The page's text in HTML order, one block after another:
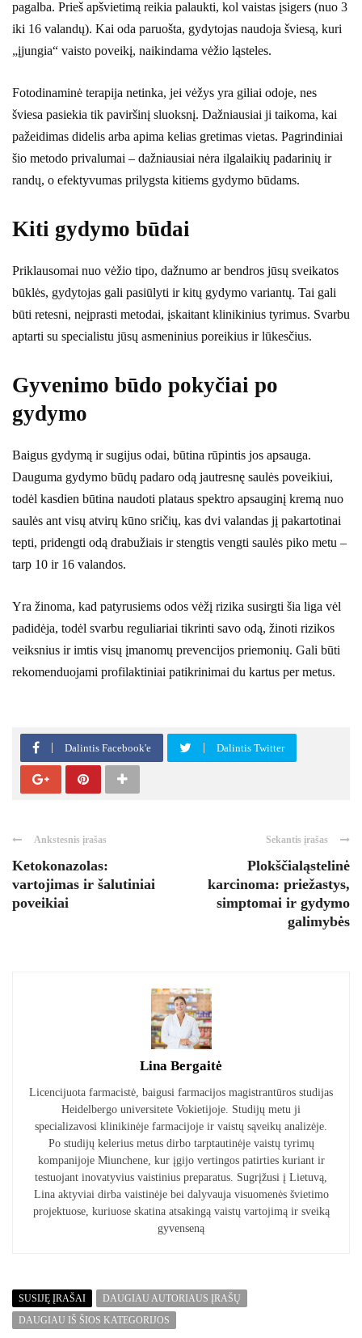
pagalba. Prieš apšvietimą reikia palaukti, kol vaistas įsigers (nuo 3
iki 16 valandų). Kai oda paruošta, gydytojas naudoja šviesą, kuri
„įjungia“ vaisto poveikį, naikindama vėžio ląsteles.
Fotodinaminė terapija netinka, jei vėžys yra giliai odoje, nes
šviesa pasiekia tik paviršinį sluoksnį. Dažniausiai ji taikoma, kai
pažeidimas didelis arba apima kelias gretimas vietas. Pagrindiniai
šio metodo privalumai – dažniausiai nėra ilgalaikių padarinių ir
randų, o efektyvumas prilygsta kitiems gydymo būdams.
Kiti gydymo būdai
Priklausomai nuo vėžio tipo, dažnumo ar bendros jūsų sveikatos
būklės, gydytojas gali pasiūlyti ir kitų gydymo variantų. Tai gali
būti retesni, neįprasti metodai, įskaitant klinikinius tyrimus. Svarbu
aptarti su specialistu jūsų asmeninius poreikius ir lūkesčius.
Gyvenimo būdo pokyčiai po
gydymo
Baigus gydymą ir sugijus odai, būtina rūpintis jos apsauga.
Dauguma gydymo būdų padaro odą jautresnę saulės poveikiui,
todėl kasdien būtina naudoti plataus spektro apsauginį kremą nuo
saulės ant visų atvirų kūno sričių, kas dvi valandas jį pakartotinai
tepti, pridengti odą drabužiais ir stengtis vengti saulės piko metu –
tarp 10 ir 16 valandos.
Yra žinoma, kad patyrusiems odos vėžį rizika susirgti šia liga vėl
padidėja, todėl svarbu reguliariai tikrinti savo odą, žinoti rizikos
veiksnius ir imtis visų įmanomų prevencijos priemonių. Gali būti
rekomenduojami profilaktiniai patikrinimai du kartus per metus.
Dalintis Facebook'e Dalintis Twitter
Ankstesnis įrašas
Ketokonazolas:
vartojimas ir šalutiniai
poveikiai
Sekantis įrašas
Plokščialąstelinė
karcinoma: priežastys,
simptomai ir gydymo
galimybės
Lina Bergaitė
Licencijuota farmacistė, baigusi farmacijos magistrantūros studijas
Heidelbergo universitete Vokietijoje. Studijų metu ji
specializavosi klinikinėje farmacijoje ir vaistų sąveikų analizėje.
Po studijų kelerius metus dirbo tarptautinėje vaistų tyrimų
kompanijoje Miunchene, kur įgijo vertingos patirties kuriant ir
testuojant inovatyvius vaistinius preparatus. Sugrįžusi į Lietuvą,
Lina aktyviai dirba vaistinėje bei dalyvauja visuomenės švietimo
projektuose, kuriuose skatina atsakingą vaistų vartojimą ir sveiką
gyvenseną
SUSIJĘ ĮRAŠAI
DAUGIAU AUTORIAUS ĮRAŠŲ
DAUGIAU IŠ ŠIOS KATEGORIJOS